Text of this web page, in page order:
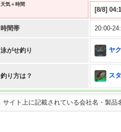
天気＋時間
[8/8]
時間帯 20:00-
泳がせ釣り ヤ
釣り方は？ ス
サイト上に記載されている会社名・製品